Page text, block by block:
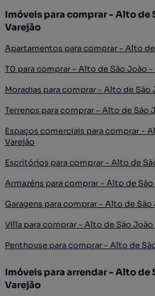
Imóveis para comprar - Alto de
Varejão
Apartamentos para comprar - Alto
T0 para comprar - Alto de São João
Moradias para comprar - Alto de
Terrenos para comprar - Alto de São
Espaços comerciais para comprar -
Varejão
Escritórios para comprar - Alto de
Armazéns para comprar - Alto de
Garagens para comprar - Alto de
Villa para comprar - Alto de São
Penthouse para comprar - Alto de
Imóveis para arrendar - Alto de
Varejão